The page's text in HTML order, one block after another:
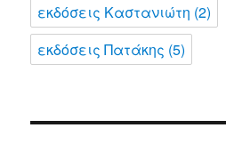
εκδόσεις Καστανιώτη (2)
εκδόσεις Πατάκης (5)